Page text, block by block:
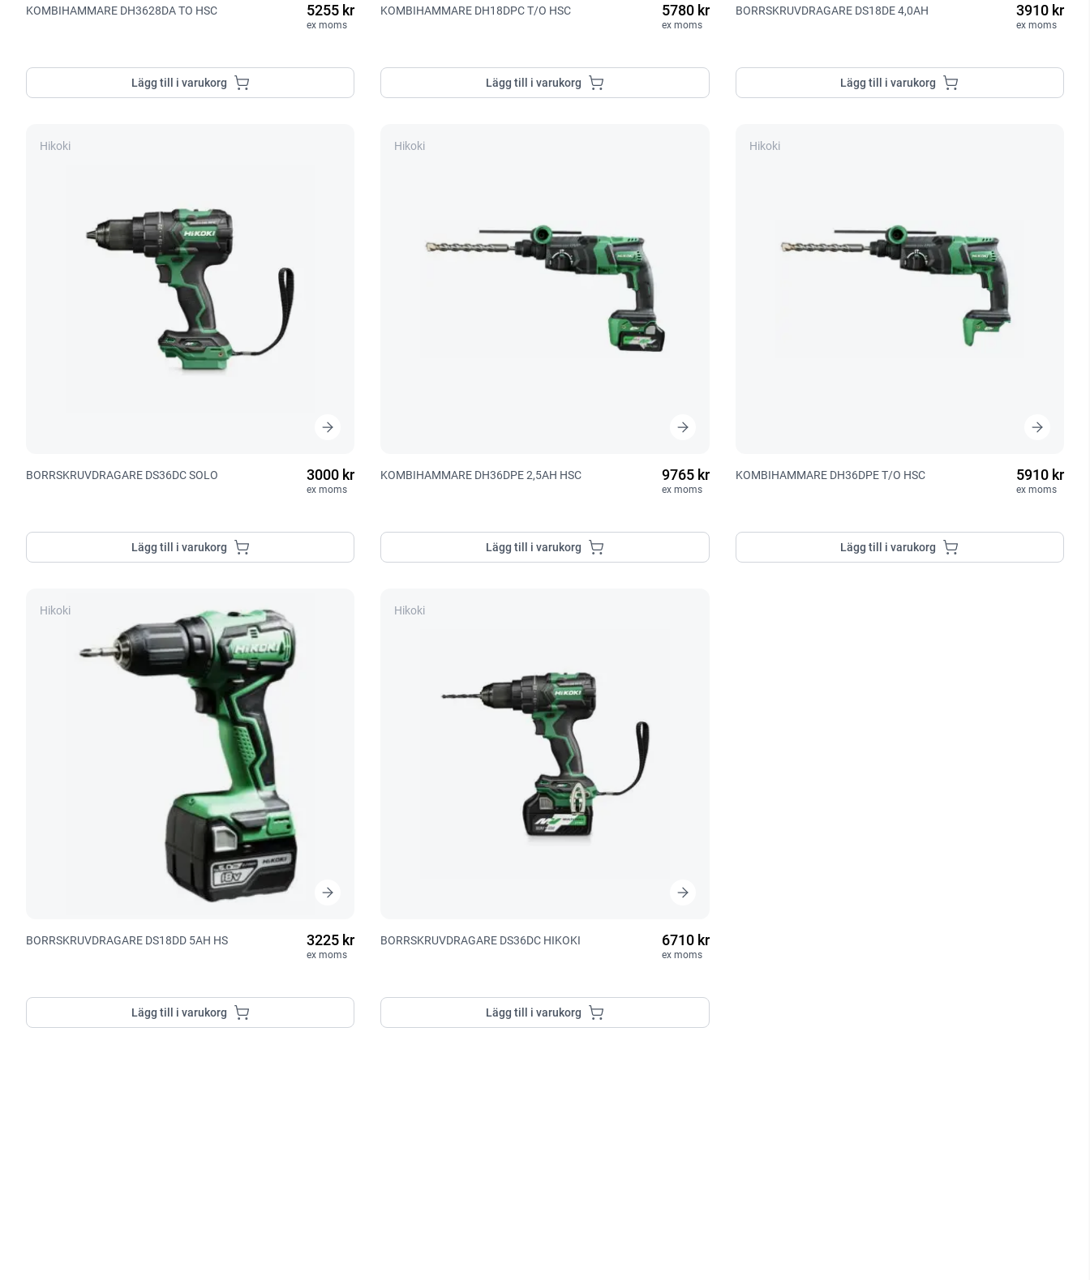
KOMBIHAMMARE DH3628DA TO HSC 5255 kr
ex moms
Lägg till i varukorg
KOMBIHAMMARE DH18DPC T/O HSC 5780 kr
ex moms
Lägg till i varukorg
BORRSKRUVDRAGARE DS18DE 4,0AH 3910 kr
ex moms
Lägg till i varukorg
Hikoki
BORRSKRUVDRAGARE DS36DC SOLO 3000 kr
ex moms
Lägg till i varukorg
Hikoki
KOMBIHAMMARE DH36DPE 2,5AH HSC 9765 kr
ex moms
Lägg till i varukorg
Hikoki
KOMBIHAMMARE DH36DPE T/O HSC 5910 kr
ex moms
Lägg till i varukorg
Hikoki
BORRSKRUVDRAGARE DS18DD 5AH HS 3225 kr
ex moms
Lägg till i varukorg
Hikoki
BORRSKRUVDRAGARE DS36DC HIKOKI 6710 kr
ex moms
Lägg till i varukorg